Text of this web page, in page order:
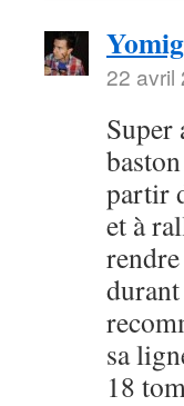
22 avril
Super
partir
et à
sa
18